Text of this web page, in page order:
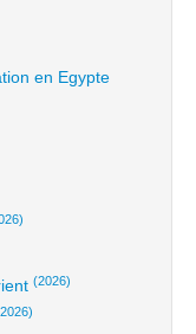
en Egypte
(2026)